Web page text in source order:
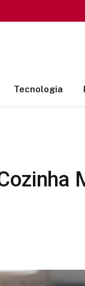
Tecnologia